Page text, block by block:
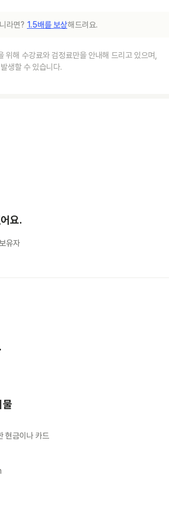
라면? 1.5배를 보상해드려요.
위해 수강료와 검정료만을 안내해 드리고 있으며,
생할 수 있습니다.
요.
유자
물
현금이나 카드